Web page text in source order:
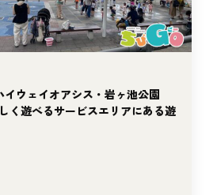
ウェイオアシス・岩ヶ池公園
く遊べるサービスエリアにある遊